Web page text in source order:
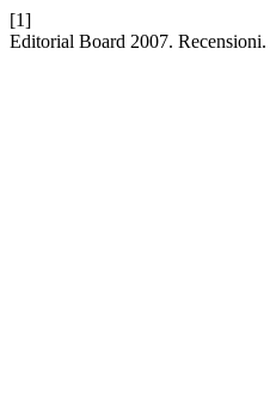
[1]
Editorial Board 2007. Recensioni.